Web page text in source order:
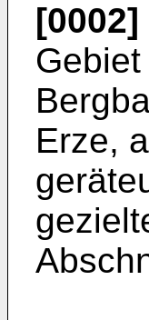
[0002]
Erze,